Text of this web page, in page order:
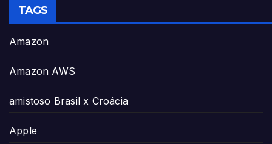
TAGS
Amazon
Amazon AWS
amistoso Brasil x Croácia
Apple